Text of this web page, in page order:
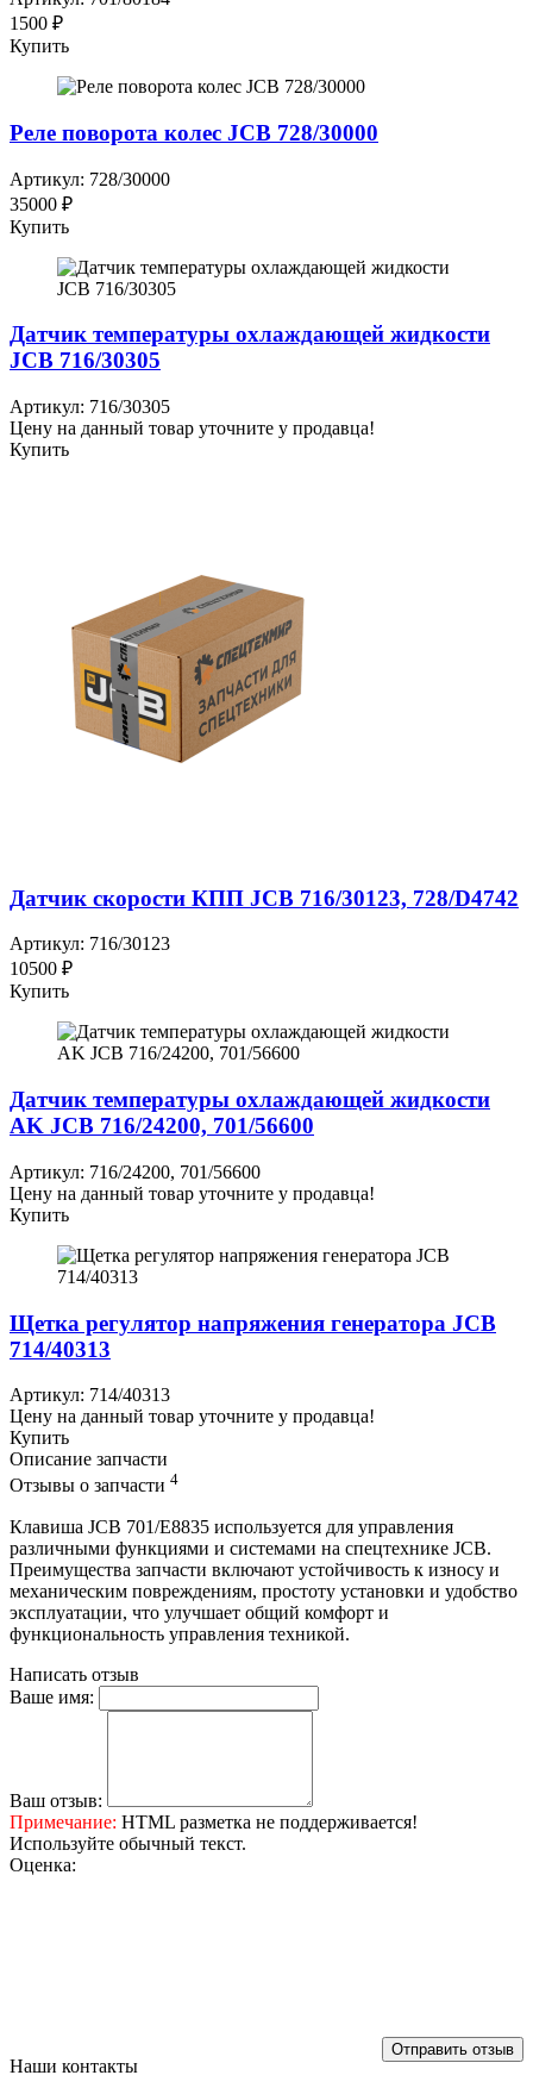
1500 ₽
Купить
Реле поворота колес JCB 728/30000
Артикул: 728/30000
35000 ₽
Купить
Датчик температуры охлаждающей жидкости
JCB 716/30305
Артикул: 716/30305
Цену на данный товар уточните у продавца!
Купить
Датчик скорости КПП JCB 716/30123, 728/D4742
Артикул: 716/30123
10500 ₽
Купить
Датчик температуры охлаждающей жидкости
AK JCB 716/24200, 701/56600
Артикул: 716/24200, 701/56600
Цену на данный товар уточните у продавца!
Купить
Щетка регулятор напряжения генератора JCB
714/40313
Артикул: 714/40313
Цену на данный товар уточните у продавца!
Купить
Описание запчасти
Отзывы о запчасти 4
Клавиша JCB 701/E8835 используется для управления
различными функциями и системами на спецтехнике JCB.
Преимущества запчасти включают устойчивость к износу и
механическим повреждениям, простоту установки и удобство
эксплуатации, что улучшает общий комфорт и
функциональность управления техникой.
Написать отзыв
Ваше имя:
Ваш отзыв:
Примечание: HTML разметка не поддерживается!
Используйте обычный текст.
Оценка:
Отправить отзыв
Наши контакты